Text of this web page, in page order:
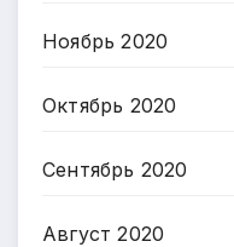
Ноябрь 2020
Октябрь 2020
Сентябрь 2020
Август 2020